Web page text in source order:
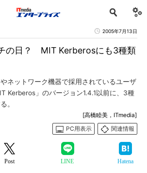
2005年7月13日
の日？ MIT Kerberosにも3種類
ネットワーク機器で採用されているユーザ
Kerberos」のバージョン1.4.1以前に、3種
。
[高橋睦美，ITmedia]
PC用表示
関連情報
Post LINE Hatena